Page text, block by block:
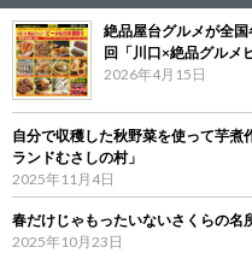
絶品屋台グルメが全
回「川口×絶品グルメ
2026年4月15日
自分で収穫した秋野菜を使って芋
ランドむさしの村」
2025年11月4日
春だけじゃもったいないさくらの名
2025年10月23日